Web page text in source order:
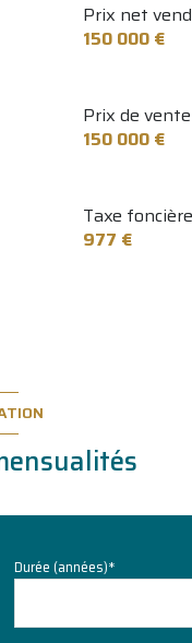
Prix net
150 000 €
Prix de
150 000 €
Taxe
977 €
Durée (années)*